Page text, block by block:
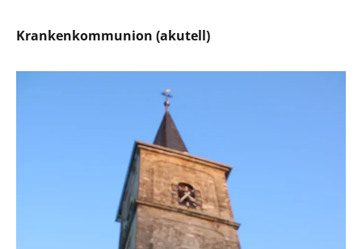
Krankenkommunion (akutell)